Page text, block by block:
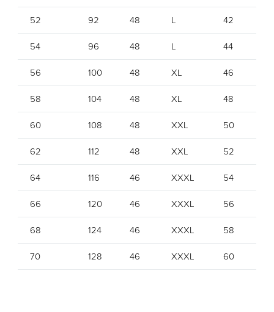
52 92 48 L 42
54 96 48 L 44
56 100 48 XL 46
58 104 48 XL 48
60 108 48 XXL 50
62 112 48 XXL 52
64 116 46 XXXL 54
66 120 46 XXXL 56
68 124 46 XXXL 58
70 128 46 XXXL 60